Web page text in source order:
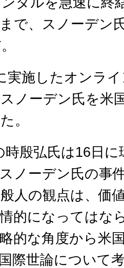
で、スノーデン
実施したオンラ
ノーデン氏を米
。
時殷弘氏は16日
ノーデン氏の事
人の観点は、価
的になってはな
的な角度から米
際世論について